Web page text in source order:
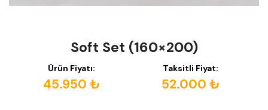
Soft Set (160×200)
Ürün Fiyatı:
45.950 ₺
Taksitli Fiyat:
52.000 ₺